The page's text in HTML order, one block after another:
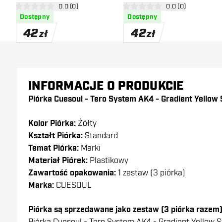
otwórz panel recenzji
0 gwiazdki oceny0.0 (0)
Dostępny
42zł
Green Standardotwórz panel
0 gwiazdki oceny0.0 (0)
Dostępny
42zł
INFORMACJE O PRODUKCIE
Piórka Cuesoul - Tero System AK4 - Gradient
Kolor Piórka: Żółty
Kształt Piórka: Standard
Temat Piórka: Marki
Materiał Piórek: Plastikowy
Zawartość opakowania: 1 zestaw (3 piórka)
Marka: CUESOUL
Piórka są sprzedawane jako zestaw (3 piórka razem)